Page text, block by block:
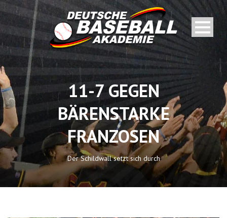
11-7 GEGEN
BÄRENSTARKE
FRANZOSEN
Der Schildwall setzt sich durch